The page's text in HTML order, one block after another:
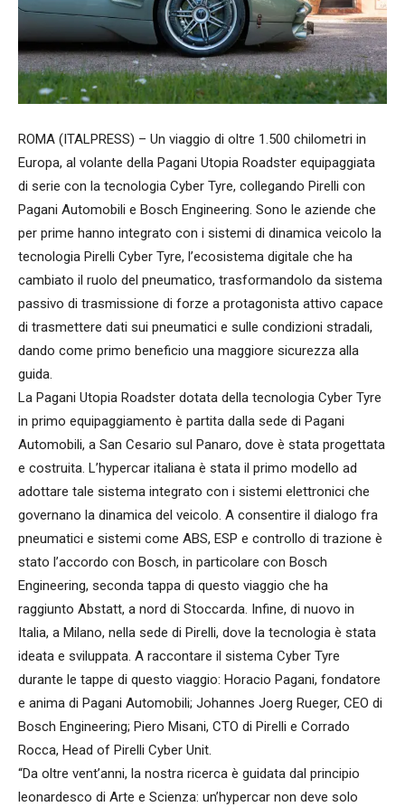
ROMA (ITALPRESS) – Un viaggio di oltre 1.500 chilometri in
Europa, al volante della Pagani Utopia Roadster equipaggiata
di serie con la tecnologia Cyber Tyre, collegando Pirelli con
Pagani Automobili e Bosch Engineering. Sono le aziende che
per prime hanno integrato con i sistemi di dinamica veicolo la
tecnologia Pirelli Cyber Tyre, l’ecosistema digitale che ha
cambiato il ruolo del pneumatico, trasformandolo da sistema
passivo di trasmissione di forze a protagonista attivo capace
di trasmettere dati sui pneumatici e sulle condizioni stradali,
dando come primo beneficio una maggiore sicurezza alla
guida.
La Pagani Utopia Roadster dotata della tecnologia Cyber Tyre
in primo equipaggiamento è partita dalla sede di Pagani
Automobili, a San Cesario sul Panaro, dove è stata progettata
e costruita. L’hypercar italiana è stata il primo modello ad
adottare tale sistema integrato con i sistemi elettronici che
governano la dinamica del veicolo. A consentire il dialogo fra
pneumatici e sistemi come ABS, ESP e controllo di trazione è
stato l’accordo con Bosch, in particolare con Bosch
Engineering, seconda tappa di questo viaggio che ha
raggiunto Abstatt, a nord di Stoccarda. Infine, di nuovo in
Italia, a Milano, nella sede di Pirelli, dove la tecnologia è stata
ideata e sviluppata. A raccontare il sistema Cyber Tyre
durante le tappe di questo viaggio: Horacio Pagani, fondatore
e anima di Pagani Automobili; Johannes Joerg Rueger, CEO di
Bosch Engineering; Piero Misani, CTO di Pirelli e Corrado
Rocca, Head of Pirelli Cyber Unit.
“Da oltre vent’anni, la nostra ricerca è guidata dal principio
leonardesco di Arte e Scienza: un’hypercar non deve solo